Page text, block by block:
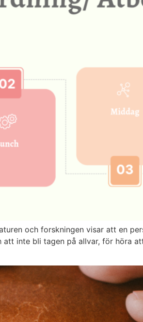
och forskningen visar att en
inte bli tagen på allvar, för höra